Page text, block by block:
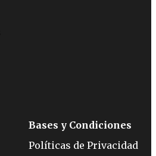
Bases y Condiciones
Políticas de Privacidad